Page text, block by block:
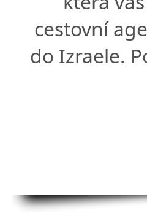
cestovní
do Izraele.